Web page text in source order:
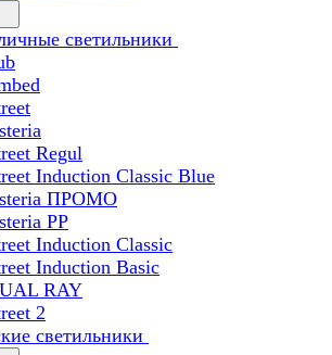
светильники
Regul
Induction Classic Blue
ПРОМО
PP
Induction Classic
Induction Basic
RAY
2
светильники